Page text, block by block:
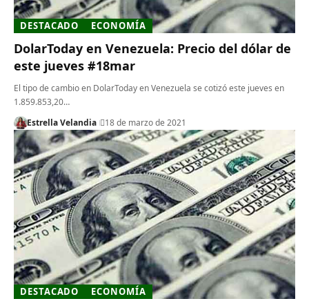
DESTACADO ECONOMÍA
DolarToday en Venezuela: Precio del dólar de
este jueves #18mar
El tipo de cambio en DolarToday en Venezuela se cotizó este jueves en
1.859.853,20…
Estrella Velandia
18 de marzo de 2021
DESTACADO ECONOMÍA